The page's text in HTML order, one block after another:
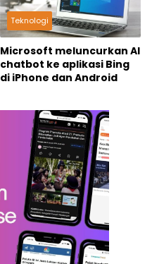
Teknologi
Microsoft meluncurkan AI
chatbot ke aplikasi Bing
di iPhone dan Android